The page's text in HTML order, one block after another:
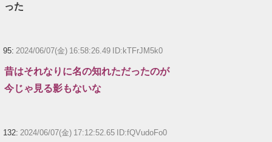
った
95: 2024/06/07(金) 16:58:26.49 ID:kTFrJM5k0
昔はそれなりに名の知れただったのが
今じゃ見る影もないな
132: 2024/06/07(金) 17:12:52.65 ID:fQVudoFo0